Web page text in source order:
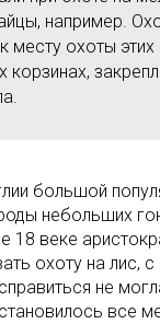
например.
месту охоты
корзинах,
большой
небольших
18 веке
охоту на лис,
не
все